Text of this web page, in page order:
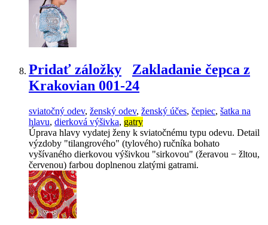
Pridať záložky
Zakladanie čepca z
Krakovian 001-24
sviatočný odev, ženský odev, ženský účes, čepiec, šatka na
hlavu, dierková výšivka, gatry
Úprava hlavy vydatej ženy k sviatočnému typu odevu. Detail
výzdoby "tilangrového" (tylového) ručníka bohato
vyšívaného dierkovou výšivkou "sirkovou" (žeravou − žltou,
červenou) farbou doplnenou zlatými gatrami.